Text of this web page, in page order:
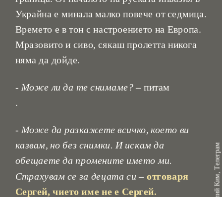
Украйна е минала малко повече от седмица.
Времето е в тон с настроението на Европа.
Мразовито и сиво, сякаш пролетта никога
- Може ли да те снимаме? – питам
.
- Може да разкажете всичко, което ви
казвам, но без снимки. И искам да
обещаете да промените името ми.
Страхувам се за децата си – отговаря
Сергей, чието име не е Сергей. Виталий Ким, Телеграм